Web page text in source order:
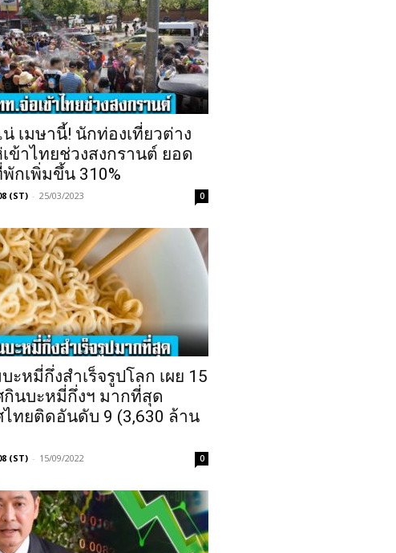
เมษานี้! นักท่องเที่ยวต่าง
ข้าไทยช่วงสงกรานต์ ยอด
กเพิ่มขึ้น 310%
(ST) - 25/03/2023 0
ะหมี่กึ่งสำเร็จรูปโลก เผย 15
กินบะหมี่กึ่งฯ มากที่สุด
ไทยติดอันดับ 9 (3,630 ล้าน
(ST) - 15/09/2022 0